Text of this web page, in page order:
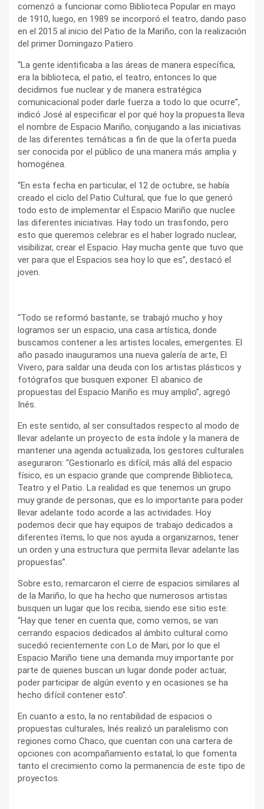
comenzó a funcionar como Biblioteca Popular en mayo
de 1910, luego, en 1989 se incorporó el teatro, dando paso
en el 2015 al inicio del Patio de la Mariño, con la realización
del primer Domingazo Patiero.
“La gente identificaba a las áreas de manera específica,
era la biblioteca, el patio, el teatro, entonces lo que
decidimos fue nuclear y de manera estratégica
comunicacional poder darle fuerza a todo lo que ocurre”,
indicó José al especificar el por qué hoy la propuesta lleva
el nombre de Espacio Mariño, conjugando a las iniciativas
de las diferentes temáticas a fin de que la oferta pueda
ser conocida por el público de una manera más amplia y
homogénea.
“En esta fecha en particular, el 12 de octubre, se había
creado el ciclo del Patio Cultural, que fue lo que generó
todo esto de implementar el Espacio Mariño que nuclee
las diferentes iniciativas. Hay todo un trasfondo, pero
esto que queremos celebrar es el haber logrado nuclear,
visibilizar, crear el Espacio. Hay mucha gente que tuvo que
ver para que el Espacios sea hoy lo que es”, destacó el
joven.
“Todo se reformó bastante, se trabajó mucho y hoy
logramos ser un espacio, una casa artística, donde
buscamos contener a les artistes locales, emergentes. El
año pasado inauguramos una nueva galería de arte, El
Vivero, para saldar una deuda con los artistas plásticos y
fotógrafos que busquen exponer. El abanico de
propuestas del Espacio Mariño es muy amplio”, agregó
Inés.
En este sentido, al ser consultados respecto al modo de
llevar adelante un proyecto de esta índole y la manera de
mantener una agenda actualizada, los gestores culturales
aseguraron: “Gestionarlo es difícil, más allá del espacio
físico, es un espacio grande que comprende Biblioteca,
Teatro y el Patio. La realidad es que tenemos un grupo
muy grande de personas, que es lo importante para poder
llevar adelante todo acorde a las actividades. Hoy
podemos decir que hay equipos de trabajo dedicados a
diferentes ítems, lo que nos ayuda a organizarnos, tener
un orden y una estructura que permita llevar adelante las
propuestas”.
Sobre esto, remarcaron el cierre de espacios similares al
de la Mariño, lo que ha hecho que numerosos artistas
busquen un lugar que los reciba, siendo ese sitio este:
“Hay que tener en cuenta que, como vemos, se van
cerrando espacios dedicados al ámbito cultural como
sucedió recientemente con Lo de Mari, por lo que el
Espacio Mariño tiene una demanda muy importante por
parte de quienes buscan un lugar donde poder actuar,
poder participar de algún evento y en ocasiones se ha
hecho difícil contener esto”.
En cuanto a esto, la no rentabilidad de espacios o
propuestas culturales, Inés realizó un paralelismo con
regiones como Chaco, que cuentan con una cartera de
opciones con acompañamiento estatal, lo que fomenta
tanto el crecimiento como la permanencia de este tipo de
proyectos.